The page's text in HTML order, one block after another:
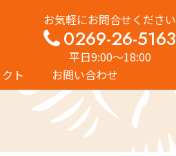
お気軽にお問合せください
0269-26-5163
平日9:00〜18:00
ト お問い合わせ